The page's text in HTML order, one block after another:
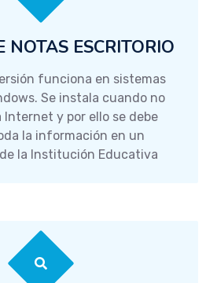
NOTAS ESCRITORIO
funciona en sistemas
Se instala cuando no
Internet y por ello se debe
la información en un
la Institución Educativa